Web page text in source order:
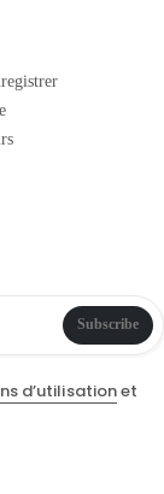
Subscribe
d’utilisationet